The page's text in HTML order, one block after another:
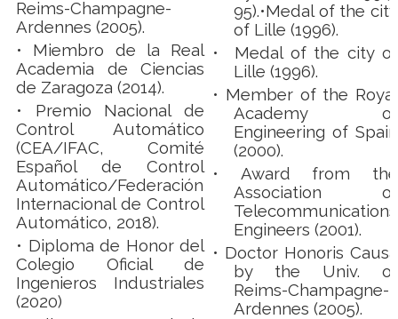
Reims-Champagne-
Ardennes (2005).
• Miembro de la Real
Academia de Ciencias
de Zaragoza (2014).
• Premio Nacional de
Control Automático
(CEA/IFAC, Comité
Español de Control
Automático/Federación
Internacional de Control
Automático, 2018).
• Diploma de Honor del
Colegio Oficial de
Ingenieros Industriales
(2020)
95).•Medal of the city
of Lille (1996).
• Medal of the city of
Lille (1996).
• Member of the Royal
Academy of
Engineering of Spain
(2000).
• Award from the
Association of
Telecommunications
Engineers (2001).
• Doctor Honoris Causa
by the Univ. of
Reims-Champagne-
Ardennes (2005).